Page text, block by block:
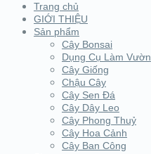
Trang chủ
GIỚI THIỆU
Sản phẩm
Cây Bonsai
Dụng Cụ Làm Vườn
Cây Giống
Chậu Cây
Cây Sen Đá
Cây Dây Leo
Cây Phong Thuỷ
Cây Hoa Cảnh
Cây Ban Công